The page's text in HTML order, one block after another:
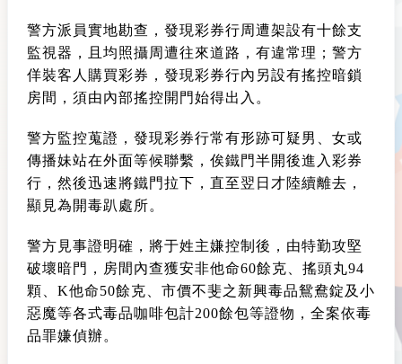
警方派員實地勘查，發現彩券行周遭架設有十餘支
監視器，且均照攝周遭往來道路，有違常理；警方
佯裝客人購買彩券，發現彩券行內另設有搖控暗鎖
房間，須由內部搖控開門始得出入。
警方監控蒐證，發現彩券行常有形跡可疑男、女或
傳播妹站在外面等候聯繫，俟鐵門半開後進入彩券
行，然後迅速將鐵門拉下，直至翌日才陸續離去，
顯見為開毒趴處所。
警方見事證明確，將于姓主嫌控制後，由特勤攻堅
破壞暗門，房間內查獲安非他命60餘克、搖頭丸94
顆、K他命50餘克、市價不斐之新興毒品鴛鴦錠及小
惡魔等各式毒品咖啡包計200餘包等證物，全案依毒
品罪嫌偵辦。